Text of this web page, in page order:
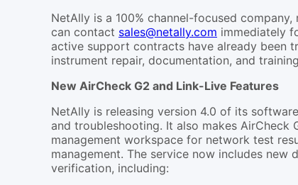
NetAlly is a 100% channel-focused
can contact sales@netally.com immediately
active support contracts have already been
instrument repair, documentation, and
New AirCheck G2 and Link-Live Features
NetAlly is releasing version 4.0 of its
and troubleshooting. It also makes
management workspace for network test
management. The service now includes
verification, including: